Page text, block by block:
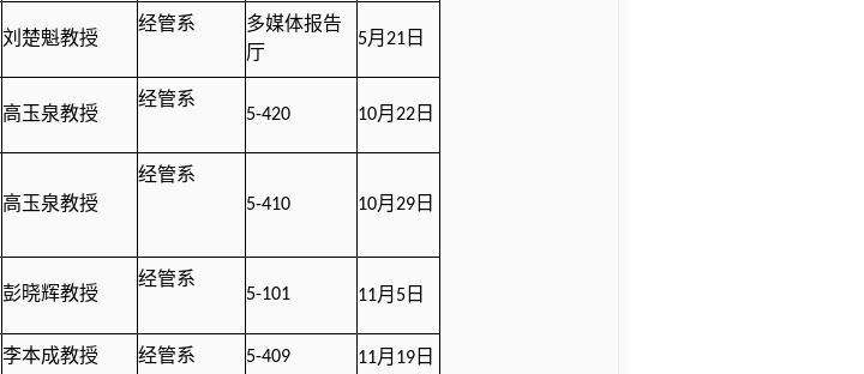
刘楚魁教授
经管系
多媒体报告
厅
5月 21 日
高玉泉教授
经管系
5-420 10月 22日
高玉泉教授
经管系
5-410
10月 29日
彭晓辉教授
经管系
5-101 11月 5日
李本成教授 经管系 5-409 11月 19日